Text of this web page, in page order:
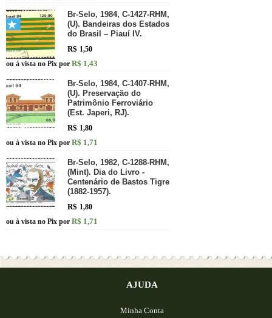
Br-Selo, 1984, C-1427-RHM,
(U). Bandeiras dos Estados
do Brasil – Piauí IV.
R$ 1,50
ou à vista no Pix por R$ 1,43
Br-Selo, 1984, C-1407-RHM,
(U). Preservação do
Patrimônio Ferroviário
(Est. Japeri, RJ).
R$ 1,80
ou à vista no Pix por R$ 1,71
Br-Selo, 1982, C-1288-RHM,
(Mint). Dia do Livro -
Centenário de Bastos Tigre
(1882-1957).
R$ 1,80
ou à vista no Pix por R$ 1,71
AJUDA
Minha Conta